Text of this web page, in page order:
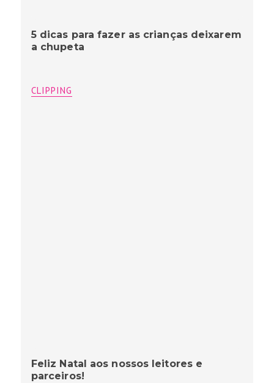
5 dicas para fazer as crianças deixarem
a chupeta
CLIPPING
Feliz Natal aos nossos leitores e
parceiros!